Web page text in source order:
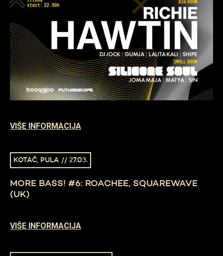
VIŠE INFORMACIJA
KOTAČ, PULA // 27.03.
MORE BASS! #6: ROACHEE, SQUAREWAVE
(UK)
VIŠE INFORMACIJA